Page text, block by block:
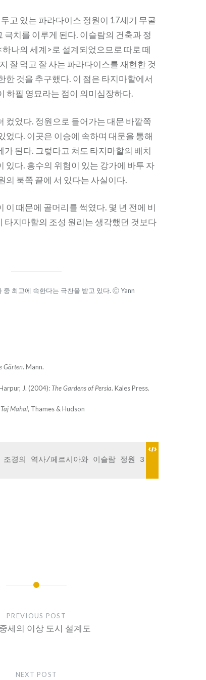
고 있는 파라다이스 정원이 17세기 무굴
극치를 이루게 된다. 이슬람의 건축과 정
나의 세계>로 설계되었으므로 따로 떼
잘 먹고 잘 사는 파라다이스를 재현한 것
한 것을 추구했다. 이 점은 타지마할에서
하필 영묘라는 점이 의미심장하다.
컸었다. 정원으로 들어가는 대문 바깥쪽
었다. 이곳은 이승에 속하며 대문을 통해
가 된다. 그렇다고 쳐도 타지마할의 배치
있다. 홍수의 위험이 있는 강가에 바투 자
의 북쪽 끝에 서 있다는 사실이다.
이 때문에 골머리를 썩였다. 몇 년 전에 비
타지마할의 조성 원리는 생각했던 것보다
중 최고에 속한다는 극찬을 받고 있다. Ⓒ Yann
Gärten. Mann.
J. (2004): The Gardens of Persia. Kales Press.
Mahal, Thames & Hudson
경의 역사/페르시아와 이슬람 정원 3
PREVIOUS POST
세의 이상 도시 설계도
NEXT POST